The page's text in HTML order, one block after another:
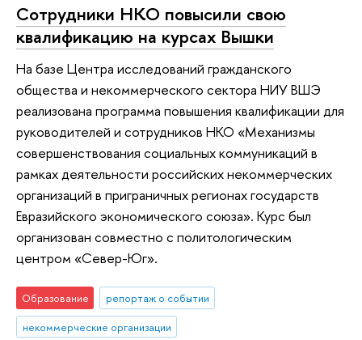
Сотрудники НКО повысили свою
квалификацию на курсах Вышки
На базе Центра исследований гражданского
общества и некоммерческого сектора НИУ ВШЭ
реализована программа повышения квалификации для
руководителей и сотрудников НКО «Механизмы
совершенствования социальных коммуникаций в
рамках деятельности российских некоммерческих
организаций в приграничных регионах государств
Евразийского экономического союза». Курс был
организован совместно с политологическим
центром «Север-Юг».
Образование
репортаж о событии
некоммерческие организации